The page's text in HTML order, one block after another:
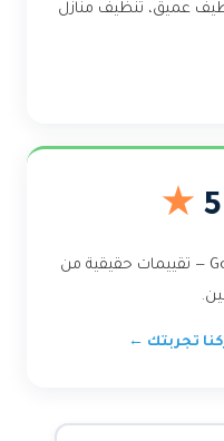
عميق، تنظيف منازل
★
متوسط تقييم عملائنا على Google — تقييمات حقيقية من
تجربتك ←